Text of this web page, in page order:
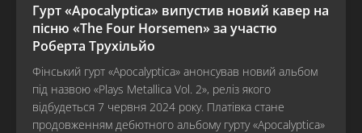
Гурт «Apocalyptica» випустив новий кавер на
пісню «The Four Horsemen» за участю
Роберта Трухільйо
Фінський гурт «Apocalyptica» анонсував новий альбом
під назвою «Plays Metallica Vol. 2», реліз якого
відбудеться 7 червня 2024 року. Платівка стане
продовженням дебютного альбому гурту «Apocalyptica»